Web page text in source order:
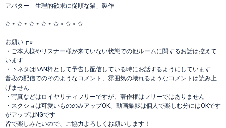
アバター「生理的欲求に従順な猫」製作
✩ ⋆ ✩ ⋆ ✩ ⋆ ✩ ⋆ ✩ ⋆ ✩ ⋆ ✩
お願い┏○
・ご本人様やリスナー様が来ていない状態での他ルームに関するお話は控えて
います
・下ネタはBAN枠として予告し配信している時にお話するようにしています
普段の配信でのそのようなコメント、雰囲気の壊れるようなコメントは読み上
げません
・写真などはロイヤリティフリーですが、著作権はフリーではありません
・スクショは可愛いもののみアップOK、動画撮影は個人で楽しむ分にはOKです
がアップはNGです
皆で楽しみたいので、ご協力よろしくお願いします！